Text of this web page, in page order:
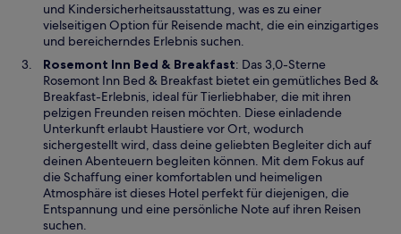
r
g
e
ö
f
f
n
e
t
e
m
n
e
u
e
n
F
e
n
s
t
e
r
und Kindersicherheitsausstattung, was es zu einer
vielseitigen Option für Reisende macht, die ein einzigartiges
und bereicherndes Erlebnis suchen.
Rosemont Inn Bed & BreakfastW
i
r
d
i
n
e
i
n
e
: Das 3,0-Sterne
Rosemont Inn Bed & Breakfast bietet ein gemütliches Bed &
Breakfast-Erlebnis, ideal für Tierliebhaber, die mit ihren
pelzigen Freunden reisen möchten. Diese einladende
Unterkunft erlaubt Haustiere vor Ort, wodurch
sichergestellt wird, dass deine geliebten Begleiter dich auf
deinen Abenteuern begleiten können. Mit dem Fokus auf
die Schaffung einer komfortablen und heimeligen
Atmosphäre ist dieses Hotel perfekt für diejenigen, die
Entspannung und eine persönliche Note auf ihren Reisen
suchen.